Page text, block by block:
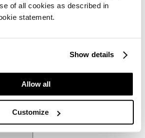
of all cookies as described in
statement.
Show details
Allow all
Customize